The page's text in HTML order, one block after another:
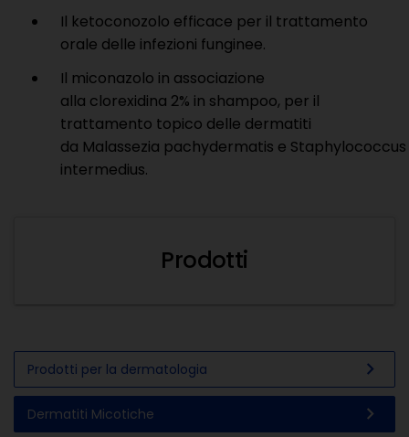
Il ketoconozolo efficace per il trattamento
orale delle infezioni funginee.
Il miconazolo in associazione
alla clorexidina 2% in shampoo, per il
trattamento topico delle dermatiti
da Malassezia pachydermatis e Staphylococcus
intermedius.
Prodotti
Prodotti per la dermatologia chevron_right
Dermatiti Micotiche chevron_right